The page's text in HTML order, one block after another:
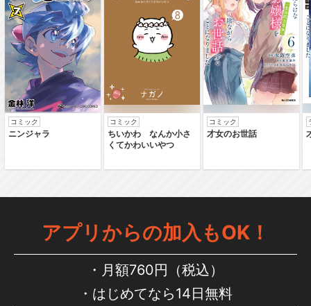
ドラゴンボールＧＴ
ドラゴンボールＧＴ 悟空外
伝！ 勇気の証しは四…
ドラゴンボール超 第47話～
コミック
ニンジャラ
コミック
ちいかわ なんか小さ
くてかわいいやつ
コミック
才女のお世話
アプリからの加入もOK！
月額760円（税込）
はじめてなら14日無料